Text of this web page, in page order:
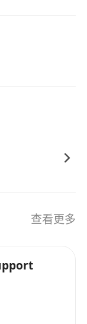
查看更多